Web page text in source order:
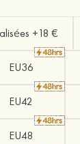
+18 €
EU36
EU42
EU48